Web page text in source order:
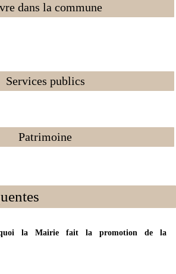
dans la commune
Services publics
Patrimoine
la Mairie fait la promotion de la